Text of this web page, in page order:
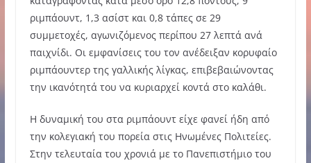
ριμπάουντ, 1,3 ασίστ και 0,8 τάπες σε 29
συμμετοχές, αγωνιζόμενος περίπου 27 λεπτά ανά
παιχνίδι. Οι εμφανίσεις του τον ανέδειξαν κορυφαίο
ριμπάουντερ της γαλλικής λίγκας, επιβεβαιώνοντας
την ικανότητά του να κυριαρχεί κοντά στο καλάθι.
Η δυναμική του στα ριμπάουντ είχε φανεί ήδη από
την κολεγιακή του πορεία στις Ηνωμένες Πολιτείες.
Στην τελευταία του χρονιά με το Πανεπιστήμιο του